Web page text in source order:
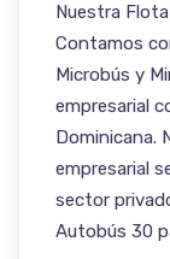
Nuestra
Contamos
Microbús y
empresarial
Dominicana.
empresarial
sector
Autobús 30